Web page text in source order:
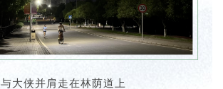
与大侠并肩走在林荫道上